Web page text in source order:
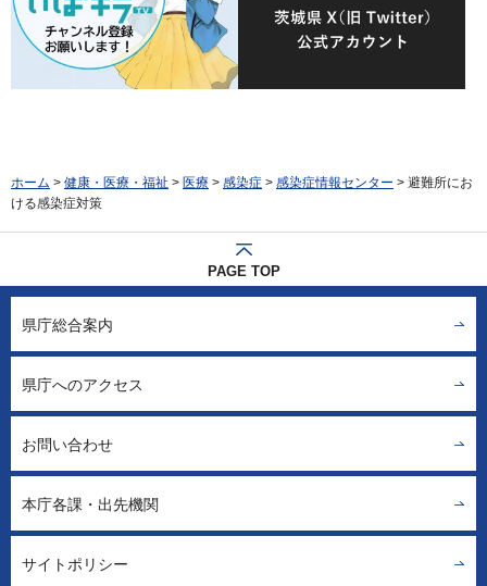
ホーム > 健康・医療・福祉 > 医療 > 感染症 > 感染症情報センター > 避難所にお
ける感染症対策
PAGE TOP
県庁総合案内
県庁へのアクセス
お問い合わせ
本庁各課・出先機関
サイトポリシー